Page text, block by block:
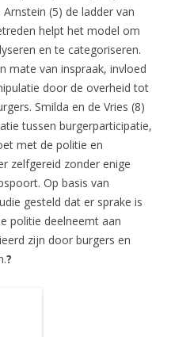
(5) de ladder van
helpt het model om
en te categoriseren.
mate van inspraak, invloed
door de overheid tot
Smilda en de Vries (8)
tussen burgerparticipatie,
met de politie en
zelfgereid zonder enige
Op basis van
gesteld dat er sprake is
politie deelneemt aan
zijn door burgers en
?